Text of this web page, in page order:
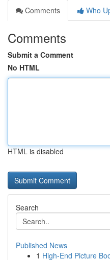
Comments
Who
Comments
Submit a Comment
No HTML
HTML is disabled
Search
Published News
1 High-End Picture